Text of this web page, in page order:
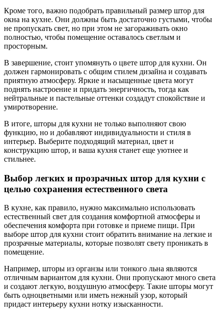
Кроме того, важно подобрать правильный размер штор для
окна на кухне. Они должны быть достаточно густыми, чтобы
не пропускать свет, но при этом не загораживать окно
полностью, чтобы помещение оставалось светлым и
просторным.
В завершение, стоит упомянуть о цвете штор для кухни. Он
должен гармонировать с общим стилем дизайна и создавать
приятную атмосферу. Яркие и насыщенные цвета могут
поднять настроение и придать энергичность, тогда как
нейтральные и пастельные оттенки создадут спокойствие и
умиротворение.
В итоге, шторы для кухни не только выполняют свою
функцию, но и добавляют индивидуальности и стиля в
интерьер. Выберите подходящий материал, цвет и
конструкцию штор, и ваша кухня станет еще уютнее и
стильнее.
Выбор легких и прозрачных штор для кухни с
целью сохранения естественного света
В кухне, как правило, нужно максимально использовать
естественный свет для создания комфортной атмосферы и
обеспечения комфорта при готовке и приеме пищи. При
выборе штор для кухни стоит обратить внимание на легкие и
прозрачные материалы, которые позволят свету проникать в
помещение.
Например, шторы из органзы или тонкого льна являются
отличным вариантом для кухни. Они пропускают много света
и создают легкую, воздушную атмосферу. Такие шторы могут
быть одноцветными или иметь нежный узор, который
придаст интерьеру кухни нотку изысканности.